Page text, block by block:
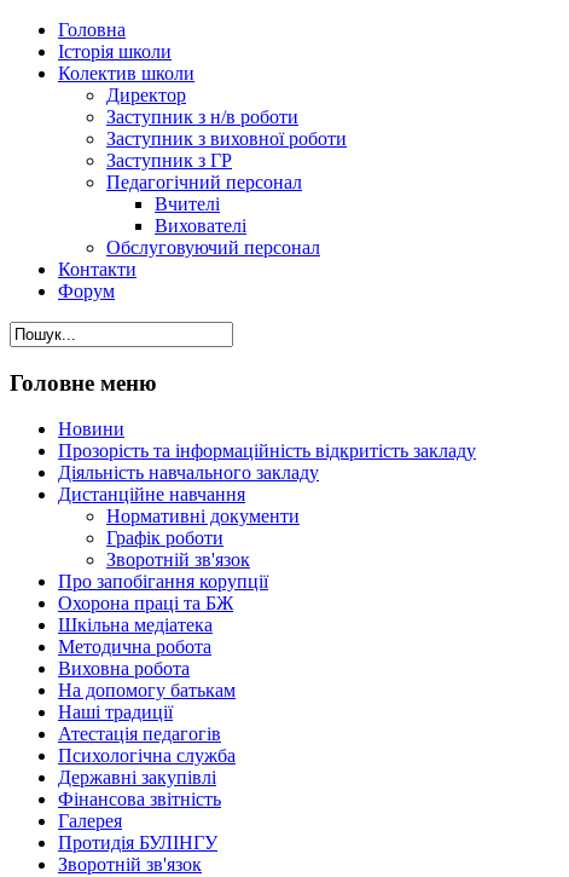
Головна
Історія школи
Колектив школи
Директор
Заступник з н/в роботи
Заступник з виховної роботи
Заступник з ГР
Педагогічний персонал
Вчителі
Вихователі
Обслуговуючий персонал
Контакти
Форум
Головне меню
Новини
Прозорість та інформаційність відкритість закладу
Діяльність навчального закладу
Дистанційне навчання
Нормативні документи
Графік роботи
Зворотній зв'язок
Про запобігання корупції
Охорона праці та БЖ
Шкільна медіатека
Методична робота
Виховна робота
На допомогу батькам
Наші традиції
Атестація педагогів
Психологічна служба
Державні закупівлі
Фінансова звітність
Галерея
Протидія БУЛІНГУ
Зворотній зв'язок